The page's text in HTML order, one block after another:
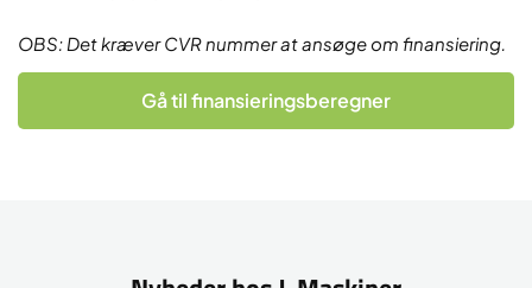
OBS: Det kræver CVR nummer at ansøge om finansiering.
Gå til finansieringsberegner